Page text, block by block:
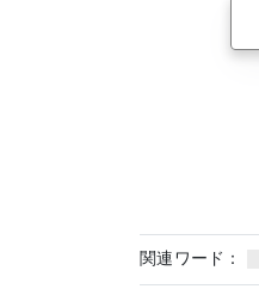
関連ワード：